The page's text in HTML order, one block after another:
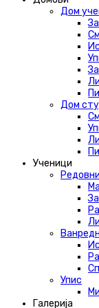
Дом
Дом
Ученици
Упис
Галерија